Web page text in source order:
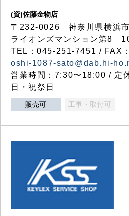
(資)佐藤金物店
〒232-0026 神奈川県横浜
ライオンズマンション第8
TEL：045-251-7451 / FAX
oshi-1087-sato@dab.hi-
営業時間：7:30〜18:00 / 定
日・祝祭日
販売可 工事・取付可